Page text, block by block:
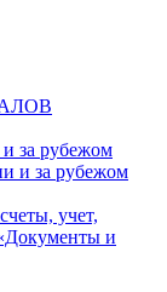
за рубежом
и за рубежом
учет,
и